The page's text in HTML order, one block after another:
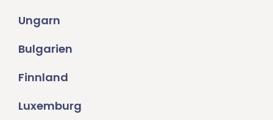
Ungarn
Bulgarien
Finnland
Luxemburg